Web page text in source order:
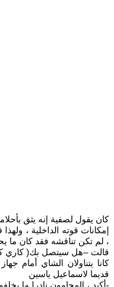
كان يقول لصفية إنه يثق
إمكانات قوته الداخلية ،
، لم تكن تناقشه فقد كان ما
قالت –هل سيتصل بك( كاري
كانا يتناولان الشاي أمام
قديما لاسماعيل ياسين